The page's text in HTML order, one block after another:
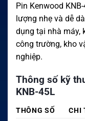
Pin Kenwood
lượng nhẹ và dễ
dụng tại nhà máy,
công trường, kho
nghiệp.
Thông số kỹ
KNB-45L
THÔNG SỐ
CHI